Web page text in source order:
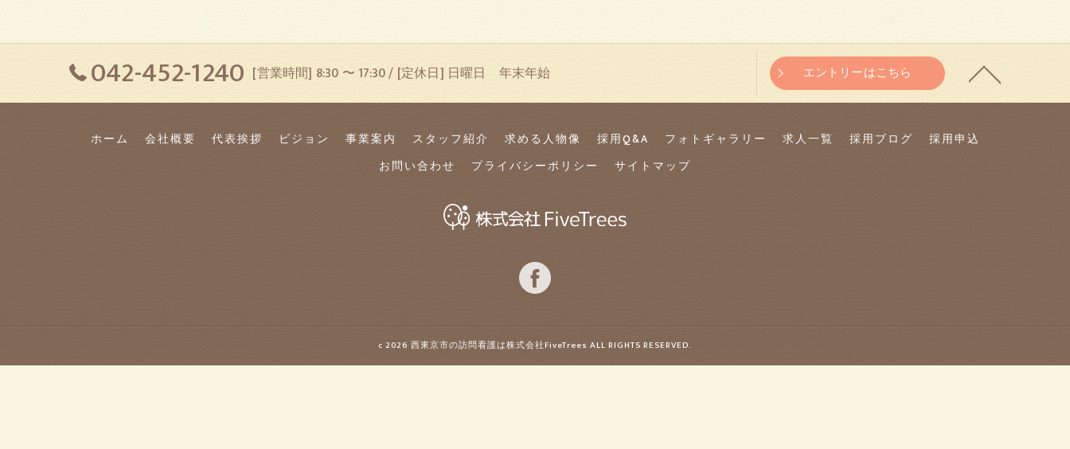
042-452-1240 [営業時間] 8:30 〜 17:30 / [定休日] 日曜日 年末年始 エントリーはこちら
ホーム 会社概要 代表挨拶 ビジョン 事業案内 スタッフ紹介 求める人物像 採用Q&A フォトギャラリー 求人一覧 採用ブログ
採用申込
お問い合わせ
プライバシーポリシー サイトマップ
c 2026 西東京市の訪問看護は株式会社FiveTrees ALL RIGHTS RESERVED.